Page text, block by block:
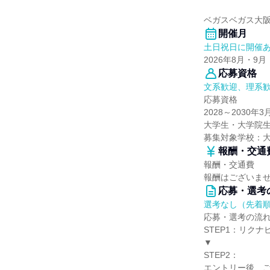
ベガスベガス大
開催月
土日祝日に開催
2026年8月・9月
応募資格
文系歓迎、理系
応募資格
2028～2030年3
大学生・大学院
募集対象学校：
報酬・交通
報酬・交通費
報酬はございま
応募・選考
選考なし（先着
応募・選考の流
STEP1：リクナ
▼
STEP2：
エントリー後、